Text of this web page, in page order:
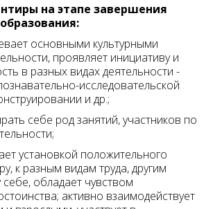
на этапе завершения
основными культурными
проявляет инициативу и
в разных видах деятельности -
исследовательской
и др.;
себе род занятий, участников по
установкой положительного
к разным видам труда, другим
обладает чувством
активно взаимодействует